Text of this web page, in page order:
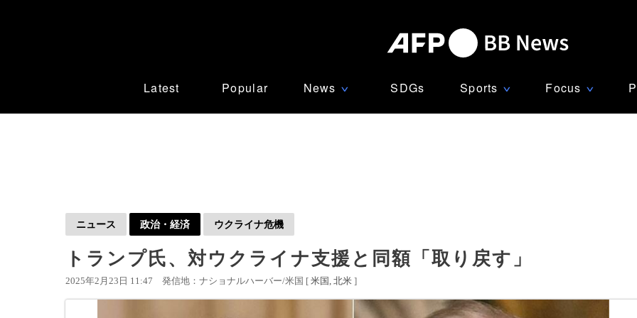
Latest Popular News ∨ SDGs Sports ∨ Focus ∨
ニュース 政治・経済 ウクライナ危機
トランプ氏、対ウクライナ支援と同額「取り戻す」
2025年2月23日 11:47 発信地：ナショナルハーバー/米国 [ 米国 北米 ]